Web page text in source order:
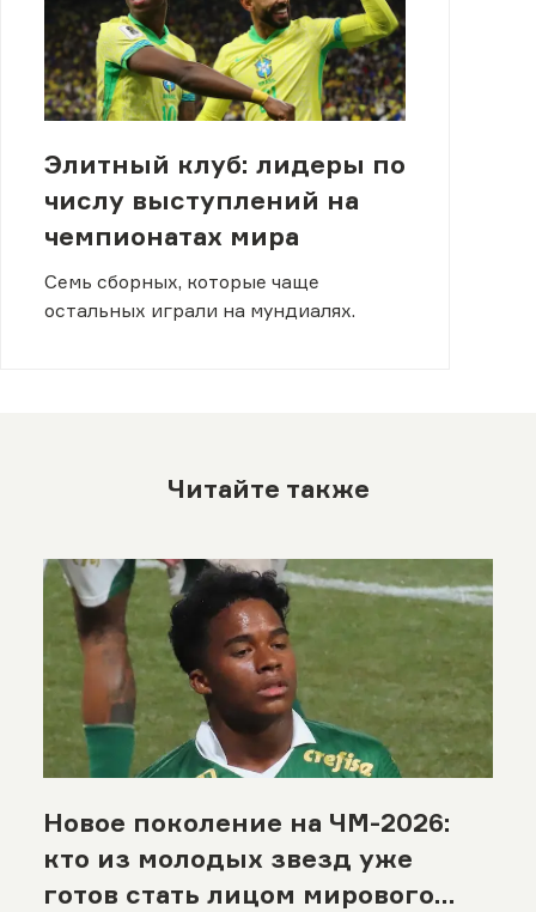
Элитный клуб: лидеры по
числу выступлений на
чемпионатах мира
Семь сборных, которые чаще
остальных играли на мундиалях.
Читайте также
Новое поколение на ЧМ-2026:
кто из молодых звезд уже
готов стать лицом мирового